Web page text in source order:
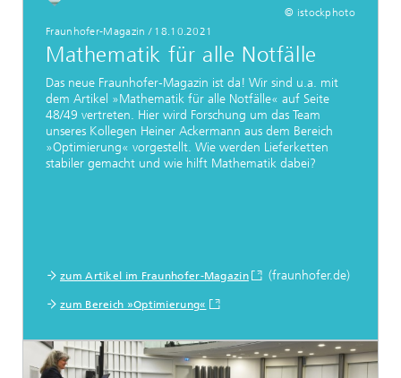
© istockphoto
Fraunhofer-Magazin / 18.10.2021
Mathematik für alle Notfälle
Das neue Fraunhofer-Magazin ist da! Wir sind u.a. mit
dem Artikel »Mathematik für alle Notfälle« auf Seite
48/49 vertreten. Hier wird Forschung um das Team
unseres Kollegen Heiner Ackermann aus dem Bereich
»Optimierung« vorgestellt. Wie werden Lieferketten
stabiler gemacht und wie hilft Mathematik dabei?
zum Artikel im Fraunhofer-Magazin (fraunhofer.de)
zum Bereich »Optimierung«